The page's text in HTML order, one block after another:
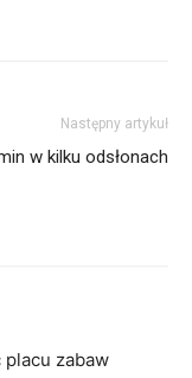
Następny artykuł
w kilku odsłonach
placu zabaw